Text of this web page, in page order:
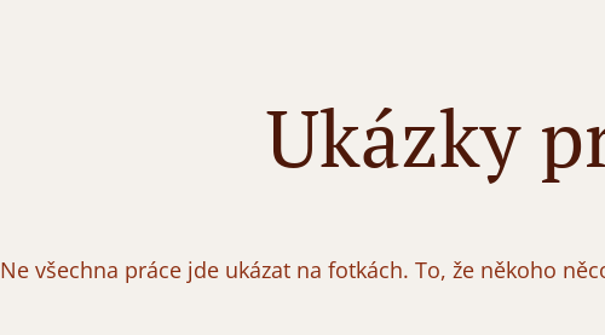
Ukázky
Ne všechna práce jde ukázat na fotkách. To, že někoho